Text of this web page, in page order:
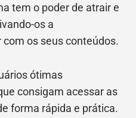
tem o poder de atrair e
os a
os seus conteúdos.
ótimas
consigam acessar as
forma rápida e prática.